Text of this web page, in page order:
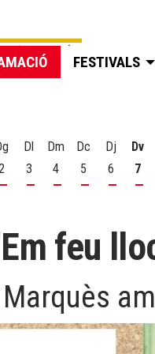
FESTIVALS
1 d'agost
Diumenge 2 d'agost
Dl
3
Dilluns 3 d'agost
Dm
4
Dimarts 4 d'agost
Dc
5
Dimecres 5
Dj
6
Dijous 6
Dv
7
feu